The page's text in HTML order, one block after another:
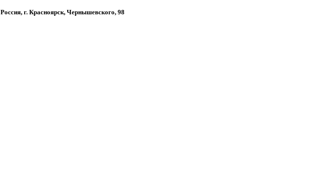
Россия, г. Красноярск, Чернышевского, 98